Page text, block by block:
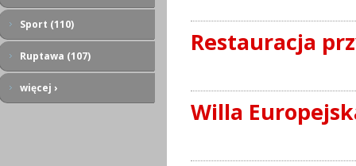
Sport (110)
Ruptawa (107)
więcej ›
Restauracja
Willa